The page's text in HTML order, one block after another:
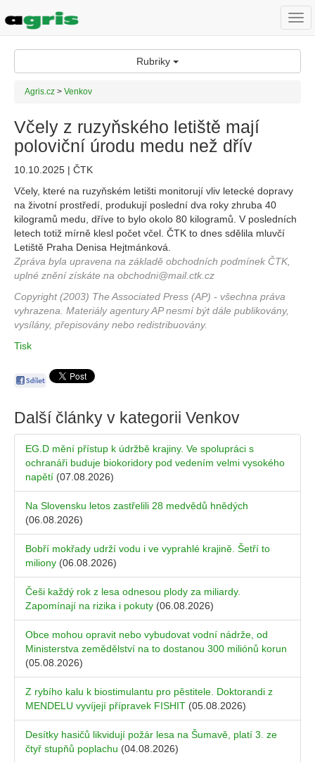
Rubriky
Agris.cz > Venkov
Včely z ruzyňského letiště mají
poloviční úrodu medu než dřív
10.10.2025 | ČTK
Včely, které na ruzyňském letišti monitorují vliv letecké dopravy
na životní prostředí, produkují poslední dva roky zhruba 40
kilogramů medu, dříve to bylo okolo 80 kilogramů. V posledních
letech totiž mírně klesl počet včel. ČTK to dnes sdělila mluvčí
Letiště Praha Denisa Hejtmánková.
Zpráva byla upravena na základě obchodních podmínek ČTK,
uplné znění získáte na obchodni@mail.ctk.cz
Copyright (2003) The Associated Press (AP) - všechna práva
vyhrazena. Materiály agentury AP nesmí být dále publikovány,
vysílány, přepisovány nebo redistribuovány.
Tisk
Další články v kategorii Venkov
EG.D mění přístup k údržbě krajiny. Ve spolupráci s
ochranáři buduje biokoridory pod vedením velmi vysokého
napětí (07.08.2026)
Na Slovensku letos zastřelili 28 medvědů hnědých
(06.08.2026)
Bobří mokřady udrží vodu i ve vyprahlé krajině. Šetří to
miliony (06.08.2026)
Češi každý rok z lesa odnesou plody za miliardy.
Zapomínají na rizika i pokuty (06.08.2026)
Obce mohou opravit nebo vybudovat vodní nádrže, od
Ministerstva zemědělství na to dostanou 300 miliónů korun
(05.08.2026)
Z rybího kalu k biostimulantu pro pěstitele. Doktorandi z
MENDELU vyvíjejí přípravek FISHIT (05.08.2026)
Desítky hasičů likvidují požár lesa na Šumavě, platí 3. ze
čtyř stupňů poplachu (04.08.2026)